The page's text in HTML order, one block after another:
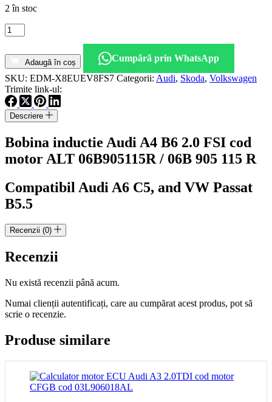
2 în stoc
Cantitate
Bobina
A4
B6
2.0
FSI
cod
ALT
06B905115R
Adaugă în coș
Cumpără prin WhatsApp
SKU: EDM-X8EUEV8FS7 Categorii: Audi, Skoda, Volkswagen
Trimite link-ul:
Descriere
Bobina inductie Audi A4 B6 2.0 FSI cod
motor ALT 06B905115R / 06B 905 115 R
Compatibil Audi A6 C5, and VW Passat
B5.5
Recenzii (0)
Recenzii
Nu există recenzii până acum.
Numai clienții autentificați, care au cumpărat acest produs, pot să
scrie o recenzie.
Produse similare